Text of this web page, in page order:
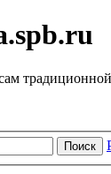
Поиск